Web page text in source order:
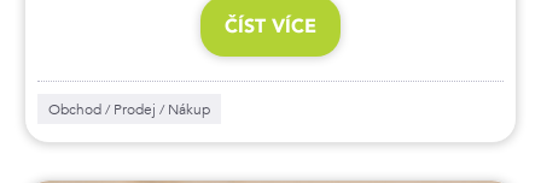
ČÍST VÍCE
Obchod / Prodej / Nákup